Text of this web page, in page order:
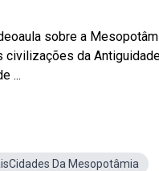
sobre a
civilizações da
...
Da Mesopotâmia